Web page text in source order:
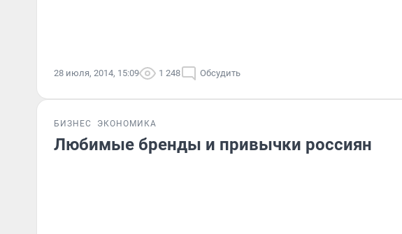
28 июля, 2014, 15:09 1 248 Обсудить
БИЗНЕС ЭКОНОМИКА
Любимые бренды и привычки россиян